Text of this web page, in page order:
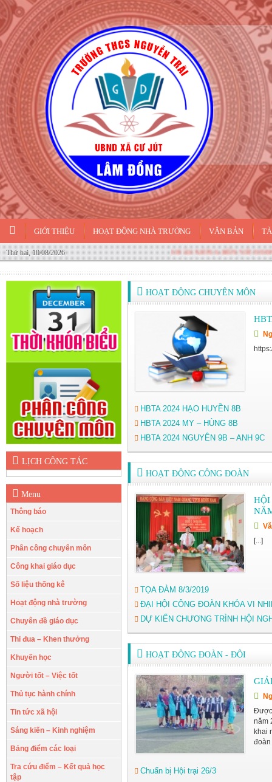
GIỚI THIỆU HOẠT ĐỘNG NHÀ TRƯỜNG VĂN BẢN
Thứ hai, 10/08/2026 CHÀO MỪNG ĐẾN VỚI WEBSITE
LỊCH CÔNG TÁC
Menu
Thông báo
Kế hoạch
Phân công chuyên môn
Công khai giáo dục
Số liệu thống kê
Hoạt động nhà trường
Chuyên đề giáo dục
Thi đua – Khen thưởng
Khuyến học
Người tốt – Việc tốt
Thủ tục hành chính
Tin tức xã hội
Sáng kiến – Kinh nghiệm
Bảng điểm các loại
Tra cứu điểm – Kết quả học
tập
HOẠT ĐỘNG CHUYÊN MÔN
HBTA 2024 HẠO HUYỀN 8B
HBTA 2024 MY – HÙNG 8B
HBTA 2024 NGUYÊN 9B – ANH 9C
HOẠT ĐỘNG CÔNG ĐOÀN
HỘI
[...]
TỌA ĐÀM 8/3/2019
ĐẠI HỘI CÔNG ĐOÀN KHÓA VI
DỰ KIẾN CHƯƠNG TRÌNH HỘI
HOẠT ĐỘNG ĐOÀN - ĐỘI
Được
năm
khai
đoàn
Chuẩn bị Hội trại 26/3